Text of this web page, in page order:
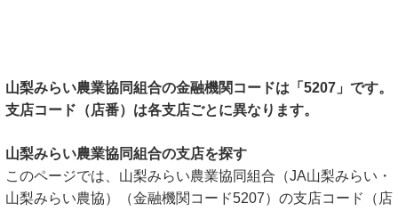
山梨みらい農業協同組合の金融機関コードは「5207」です。
支店コード（店番）は各支店ごとに異なります。
山梨みらい農業協同組合の支店を探す
このページでは、山梨みらい農業協同組合（JA山梨みらい・
山梨みらい農協）（金融機関コード5207）の支店コード（店